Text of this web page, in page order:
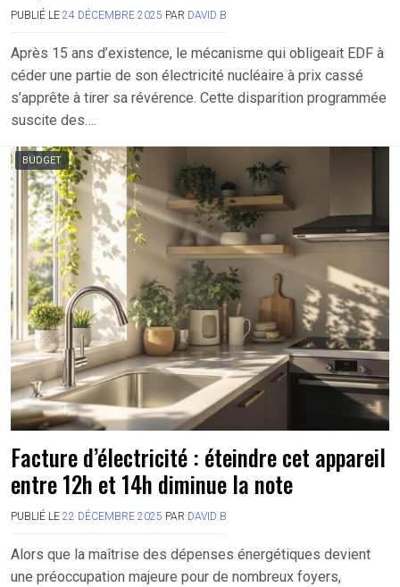
PUBLIÉ LE 24 DÉCEMBRE 2025 PAR DAVID B
Après 15 ans d’existence, le mécanisme qui obligeait EDF à
céder une partie de son électricité nucléaire à prix cassé
s’apprête à tirer sa révérence. Cette disparition programmée
suscite des….
BUDGET
Facture d’électricité : éteindre cet appareil
entre 12h et 14h diminue la note
PUBLIÉ LE 22 DÉCEMBRE 2025 PAR DAVID B
Alors que la maîtrise des dépenses énergétiques devient
une préoccupation majeure pour de nombreux foyers,